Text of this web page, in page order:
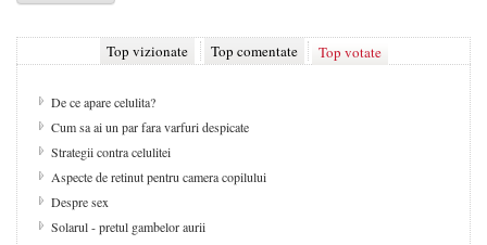
Top vizionate Top comentate Top votate
De ce apare celulita?
Cum sa ai un par fara varfuri despicate
Strategii contra celulitei
Aspecte de retinut pentru camera copilului
Despre sex
Solarul - pretul gambelor aurii